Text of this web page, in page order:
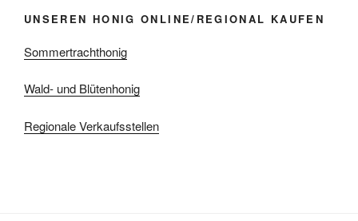
UNSEREN HONIG ONLINE/REGIONAL KAUFEN
Sommertrachthonig
Wald- und Blütenhonig
Regionale Verkaufsstellen